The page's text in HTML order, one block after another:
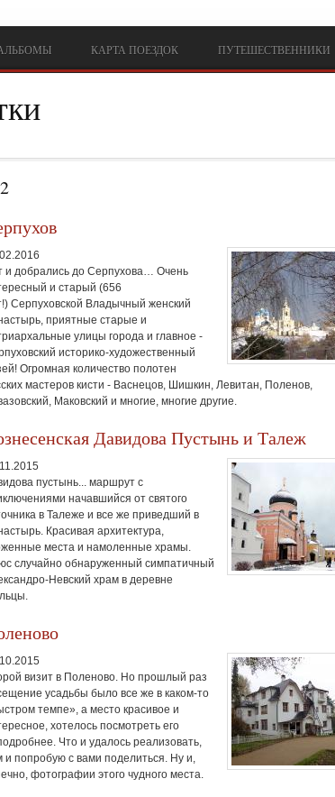
КАРТА ПОЕЗДОК ПУТЕШЕСТВЕННИКИ
и добрались до Серпухова… Очень
и старый (656
Серпуховской Владычный женский
приятные старые и
улицы города и главное -
историко-художественный
Огромная количество полотен
мастеров кисти - Васнецов, Шишкин, Левитан, Поленов,
Маковский и многие, многие другие.
Давидова Пустынь и Талеж
пустынь... маршрут с
начавшийся от святого
в Талеже и все же приведший в
Красивая архитектура,
места и намоленные храмы.
случайно обнаруженный симпатичный
Невский храм в деревне
визит в Поленово. Но прошлый раз
усадьбы было все же в каком-то
темпе», а место красивое и
хотелось посмотреть его
Что и удалось реализовать,
и попробую с вами поделиться. Ну и,
фотографии этого чудного места.